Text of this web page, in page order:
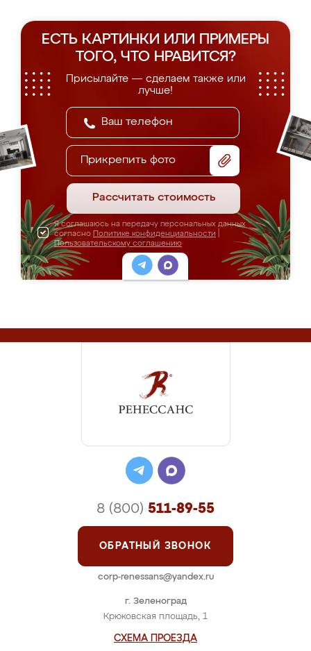
ЕСТЬ КАРТИНКИ ИЛИ ПРИМЕРЫ
ТОГО, ЧТО НРАВИТСЯ?
Присылайте — сделаем также или
лучше!
Прикрепить фото
Рассчитать стоимость
Я соглашаюсь на передачу персональных данных
согласно Политике конфиденциальности
Пользовательскому соглашению
г. Зеленоград
Крюковская площадь, 1
СХЕМА ПРОЕЗДА
8 (800) 511-89-55
ОБРАТНЫЙ ЗВОНОК
corp-renessans@yandex.ru